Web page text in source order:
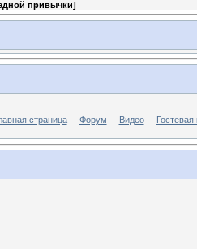
привычки]
страница Форум Видео Гостевая